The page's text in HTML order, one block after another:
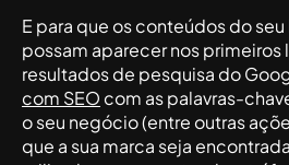
E para que os conteúdos do
possam aparecer nos primeiros
resultados de pesquisa do
com SEO com as palavras-
o seu negócio (entre outras
que a sua marca seja